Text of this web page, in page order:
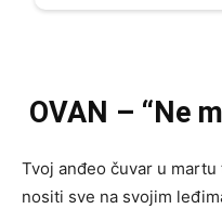
OVAN – “Ne
Tvoj anđeo čuvar u
nositi sve na svojim